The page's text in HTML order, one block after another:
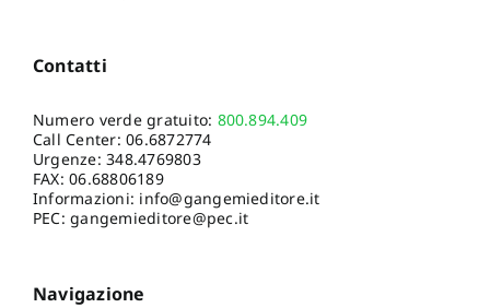
Contatti
Numero verde gratuito: 800.894.409
Call Center:06.6872774
Urgenze:348.4769803
FAX: 06.68806189
Informazioni: info@gangemieditore.it
PEC: gangemieditore@pec.it
Navigazione